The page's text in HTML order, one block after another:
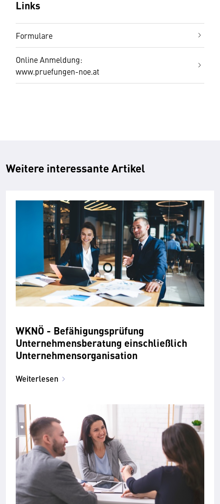
Links
Formulare
Online Anmeldung:
www.pruefungen-noe.at
Weitere interessante Artikel
WKNÖ - Befähigungsprüfung
Unternehmensberatung ein­schließ­lich
Unternehmens­organisation
Weiterlesen